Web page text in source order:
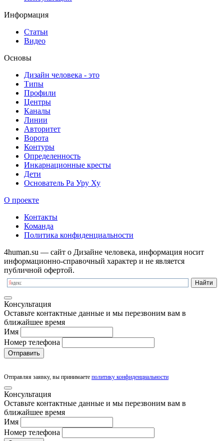
Информация
Статьи
Видео
Основы
Дизайн человека - это
Типы
Профили
Центры
Каналы
Линии
Авторитет
Ворота
Контуры
Определенность
Инкарнационные кресты
Дети
Основатель Ра Уру Ху
О проекте
Контакты
Команда
Политика конфиденциальности
4human.su — сайт о Дизайне человека, информация носит
информационно-справочный характер и не является
публичной офертой.
Консультация
Оставьте контактные данные и мы перезвоним вам в
ближайшее время
Имя
Номер телефона
Отправить
Отправляя заявку, вы принимаете политику конфиденциальности
Консультация
Оставьте контактные данные и мы перезвоним вам в
ближайшее время
Имя
Номер телефона